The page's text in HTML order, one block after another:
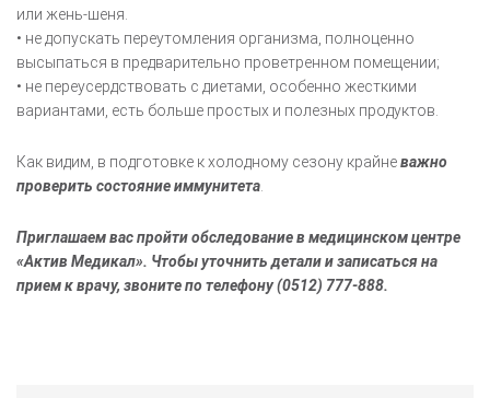
или жень-шеня.
• не допускать переутомления организма, полноценно
высыпаться в предварительно проветренном помещении;
• не переусердствовать с диетами, особенно жесткими
вариантами, есть больше простых и полезных продуктов.
Как видим, в подготовке к холодному сезону крайневажно
проверить состояние иммунитета
Приглашаем вас пройти обследование в медицинском центре
«Актив Медикал». Чтобы уточнить детали и записаться на
прием к врачу, звоните по телефону (0512) 777-888.